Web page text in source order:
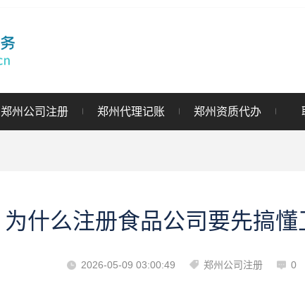
郑州公司注册 郑州代理记账 郑州资质代办
为什么注册食品公司要先搞懂
2026-05-09 03:00:49 郑州公司注册 0